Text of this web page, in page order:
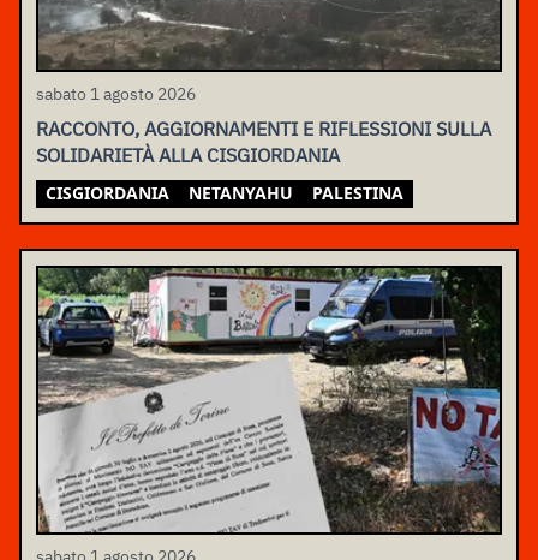
sabato 1 agosto 2026
RACCONTO, AGGIORNAMENTI E RIFLESSIONI SULLA
SOLIDARIETÀ ALLA CISGIORDANIA
CISGIORDANIA NETANYAHU PALESTINA